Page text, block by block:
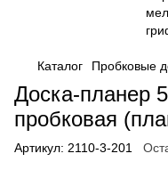
Каталог Пробковые
Доска-планер
пробковая
Артикул: 2110-3-201